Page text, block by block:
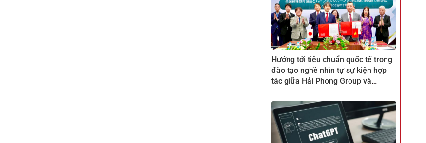
Hướng tới tiêu chuẩn quốc tế trong
đào tạo nghề nhìn tự sự kiện hợp
tác giữa Hải Phong Group và